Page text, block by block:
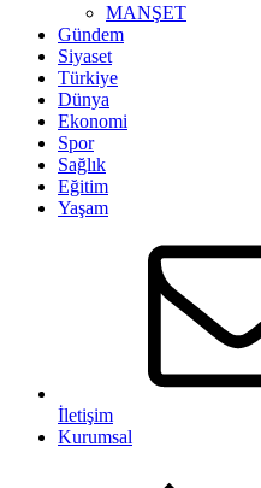
MANŞET
Gündem
Siyaset
Türkiye
Dünya
Ekonomi
Spor
Sağlık
Eğitim
Yaşam
İletişim
Kurumsal